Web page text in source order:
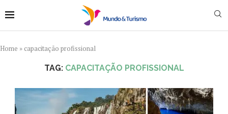
Home » capacitação profissional
TAG: CAPACITAÇÃO PROFISSIONAL